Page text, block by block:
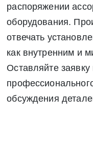
распоряжении
оборудования.
отвечать
как внутренним и
Оставляйте
обсуждения